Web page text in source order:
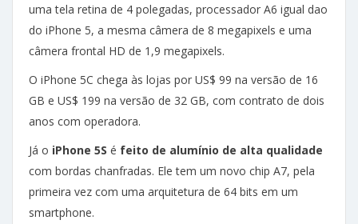
uma tela retina de 4 polegadas, processador A6 igual dao
do iPhone 5, a mesma câmera de 8 megapixels e uma
câmera frontal HD de 1,9 megapixels.
O iPhone 5C chega às lojas por US$ 99 na versão de 16
GB e US$ 199 na versão de 32 GB, com contrato de dois
anos com operadora.
Já o iPhone 5S é feito de alumínio de alta qualidade
com bordas chanfradas. Ele tem um novo chip A7, pela
primeira vez com uma arquitetura de 64 bits em um
smartphone.